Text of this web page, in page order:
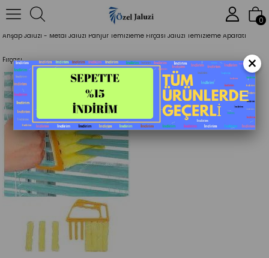
0
Anasayfa Stor Perde Aksesuarı Tüm Ürünler
Ahşap Jaluzi - Metal Jaluzi Panjur Temizleme Fırçası Jaluzi Temizleme Aparatı
Fırçası ×